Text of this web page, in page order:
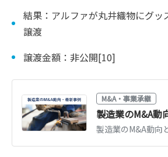
結果：アルファが丸井織物にグッ
譲渡
譲渡金額：非公開[10]
M&A・事業承継